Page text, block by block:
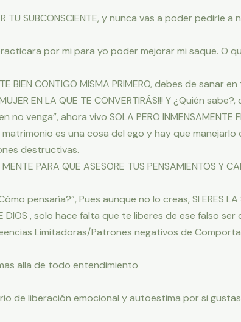
TU SUBCONSCIENTE, y nunca vas a poder pedirle a
por mi para yo poder mejorar mi saque. O
BIEN CONTIGO MISMA PRIMERO, debes de sanar
EN LA QUE TE CONVERTIRÁS!!! Y ¿Quién
venga”, ahora vivo SOLA PERO INMENSAMENTE
es una cosa del ego y hay que manejarlo
destructivas.
PARA QUE ASESORE TUS PENSAMIENTOS Y
pensaría?”, Pues aunque no lo creas, SI ERES LA
DIOS , solo hace falta que te liberes de ese falso ser
Limitadoras/Patrones negativos de
alla de todo entendimiento
de liberación emocional y autoestima por si